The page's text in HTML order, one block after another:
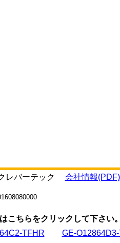
レバーテック 会社情報(PDF)
こちらをクリックして下さい。
TFHR GE-